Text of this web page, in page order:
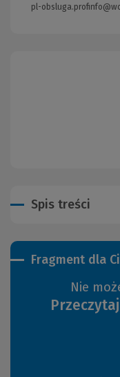
Fragment dla
Nie
pl-
Spis treści